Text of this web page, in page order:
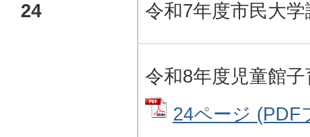
24 令和7年度市民大学
令和8年度児童館
24ページ (PDF